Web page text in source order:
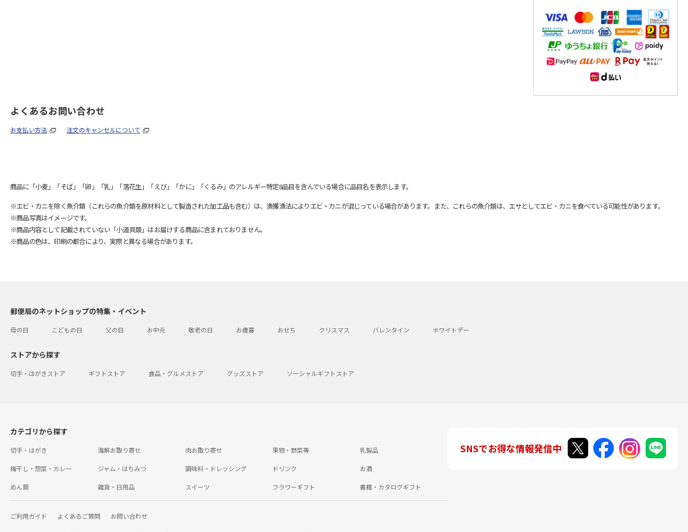
よくあるお問い合わせ
お支払い方法 注文のキャンセルについて
商品に「小麦」「そば」「卵」「乳」「落花生」「えび」「かに」「くるみ」のアレルギー特定8品目を含んでいる場合に品目名を表示します。
※エビ・カニを除く魚介類（これらの魚介類を原材料として製造された加工品も含む）は、漁獲漁法によりエビ・カニが混じっている場合があります。また、これらの魚介類は、エサとしてエビ・カニを食べている可能性があります。
※商品写真はイメージです。
※商品内容として記載されていない「小道具類」はお届けする商品に含まれておりません。
※商品の色は、印刷の都合により、実際と異なる場合があります。
郵便局のネットショップの特集・イベント
母の日 こどもの日 父の日 お中元 敬老の日 お歳暮 おせち クリスマス バレンタイン ホワイトデー
ストアから探す
切手・はがきストア ギフトストア 食品・グルメストア グッズストア ソーシャルギフトストア
カテゴリから探す
切手・はがき 海鮮お取り寄せ 肉お取り寄せ 果物・野菜等 乳製品
梅干し・惣菜・カレー ジャム・はちみつ 調味料・ドレッシング ドリンク お酒
めん類 雑貨・日用品 スイーツ フラワーギフト 書籍・カタログギフト
ご利用ガイド よくあるご質問 お問い合わせ
SNSでお得な情報発信中